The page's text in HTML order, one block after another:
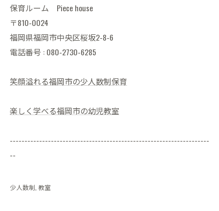
保育ルーム Piece house
〒810-0024
福岡県福岡市中央区桜坂2-8-6
電話番号 : 080-2730-6285
笑顔溢れる福岡市の少人数制保育
楽しく学べる福岡市の幼児教室
--------------------------------------------------------------------
--
少人数制 教室